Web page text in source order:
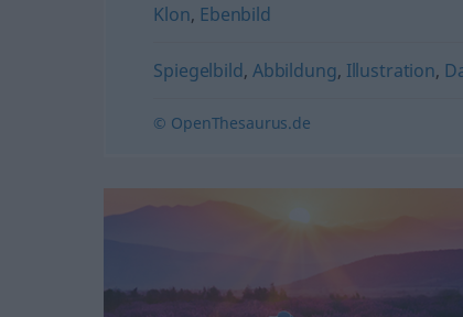
Klon, Ebenbild
Spiegelbild, Abbildung, Illustration,
© OpenThesaurus.de